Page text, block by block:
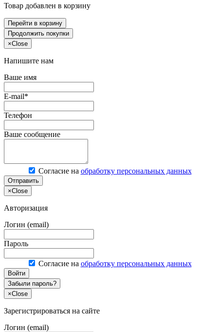
Товар добавлен в корзину
Перейти в корзину
Продолжить покупки
×Close
Напишите нам
Ваше имя
E-mail*
Телефон
Ваше сообщение
Согласие на обработку персональных данных
Отправить
×Close
Авторизация
Логин (email)
Пароль
Согласие на обработку персональных данных
Войти
Забыли пароль?
×Close
Зарегистрироваться на сайте
Логин (email)